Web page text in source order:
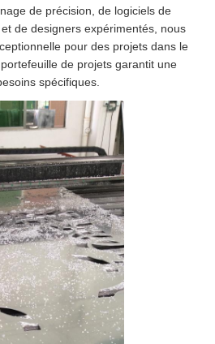
de précision, de logiciels de
de designers expérimentés, nous
pour des projets dans le
de projets garantit une
spécifiques.